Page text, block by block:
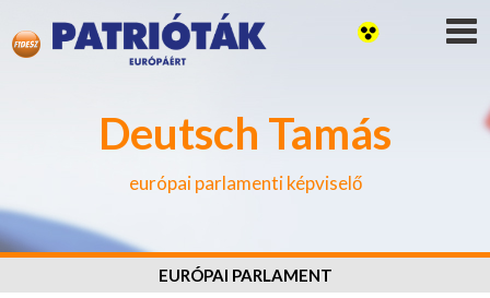
Deutsch Tamás
európai parlamenti képviselő
EURÓPAI PARLAMENT